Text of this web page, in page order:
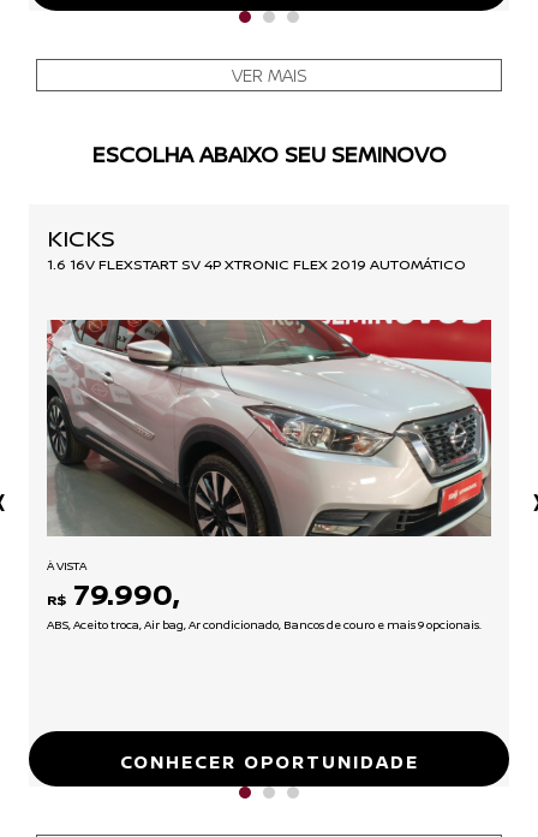
VER MAIS
ESCOLHA ABAIXO SEU SEMINOVO
KICKS
1.6 16V FLEXSTART SV 4P XTRONIC FLEX 2019 AUTOMÁTICO
À VISTA
R$ 79.990,
ABS, Aceito troca, Air bag, Ar condicionado, Bancos de couro e mais 9 opcionais.
CONHECER OPORTUNIDADE